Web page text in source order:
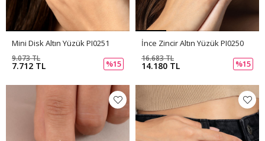
Mini Disk Altın Yüzük PI0251
7.712 TL
9.073 TL
%15
İnce Zincir Altın Yüzük PI0250
14.180 TL
16.683 TL
%15